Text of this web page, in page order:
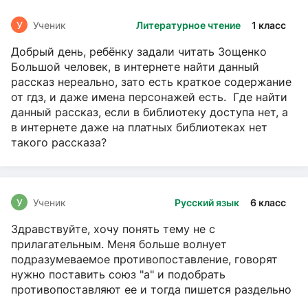
Литературное чтение 1 класс
У Ученик
Добрый день, ребёнку задали читать Зощенко
Большой человек, в интернете найти данный
рассказ нереально, зато есть краткое содержание
от гдз, и даже имена персонажей есть. Где найти
данный рассказ, если в библиотеку доступа нет, а
в интернете даже на платных библиотеках нет
такого рассказа?
Русский язык 6 класс
У Ученик
Здравствуйте, хочу понять тему не с
прилагательным. Меня больше волнует
подразумеваемое противопоставление, говорят
нужно поставить союз "а" и подобрать
противопоставляют ее и тогда пишется раздельно